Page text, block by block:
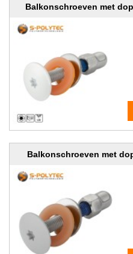
Balkonschroeven met
Balkonschroeven met